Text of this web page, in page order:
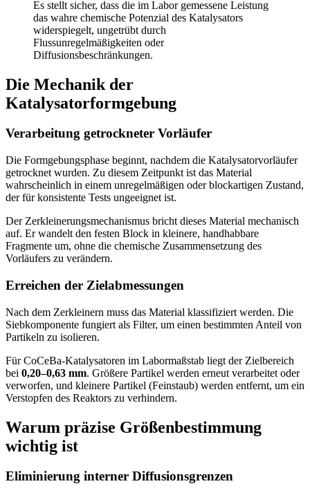
Es stellt sicher, dass die im Labor gemessene Leistung
das wahre chemische Potenzial des Katalysators
widerspiegelt, ungetrübt durch
Flussunregelmäßigkeiten oder
Diffusionsbeschränkungen.
Die Mechanik der
Katalysatorformgebung
Verarbeitung getrockneter Vorläufer
Die Formgebungsphase beginnt, nachdem die Katalysatorvorläufer
getrocknet wurden. Zu diesem Zeitpunkt ist das Material
wahrscheinlich in einem unregelmäßigen oder blockartigen Zustand,
der für konsistente Tests ungeeignet ist.
Der Zerkleinerungsmechanismus bricht dieses Material mechanisch
auf. Er wandelt den festen Block in kleinere, handhabbare
Fragmente um, ohne die chemische Zusammensetzung des
Vorläufers zu verändern.
Erreichen der Zielabmessungen
Nach dem Zerkleinern muss das Material klassifiziert werden. Die
Siebkomponente fungiert als Filter, um einen bestimmten Anteil von
Partikeln zu isolieren.
Für CoCeBa-Katalysatoren im Labormaßstab liegt der Zielbereich
bei 0,20–0,63 mm. Größere Partikel werden erneut verarbeitet oder
verworfen, und kleinere Partikel (Feinstaub) werden entfernt, um ein
Verstopfen des Reaktors zu verhindern.
Warum präzise Größenbestimmung
wichtig ist
Eliminierung interner Diffusionsgrenzen